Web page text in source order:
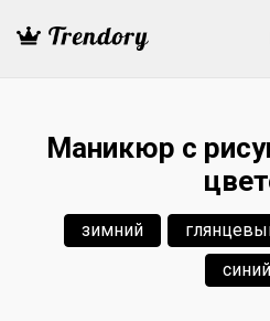
Маникюр с
зимний
синий